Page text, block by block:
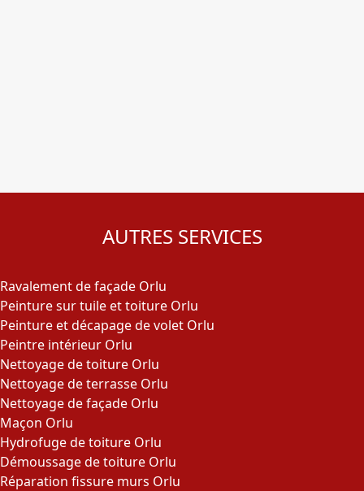
AUTRES SERVICES
Ravalement de façade Orlu
Peinture sur tuile et toiture Orlu
Peinture et décapage de volet Orlu
Peintre intérieur Orlu
Nettoyage de toiture Orlu
Nettoyage de terrasse Orlu
Nettoyage de façade Orlu
Maçon Orlu
Hydrofuge de toiture Orlu
Démoussage de toiture Orlu
Réparation fissure murs Orlu